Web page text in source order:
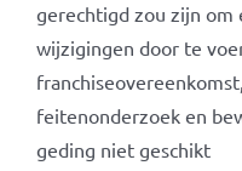
gerechtigd zou zijn om
wijzigingen door te
feitenonderzoek en
geding niet geschikt